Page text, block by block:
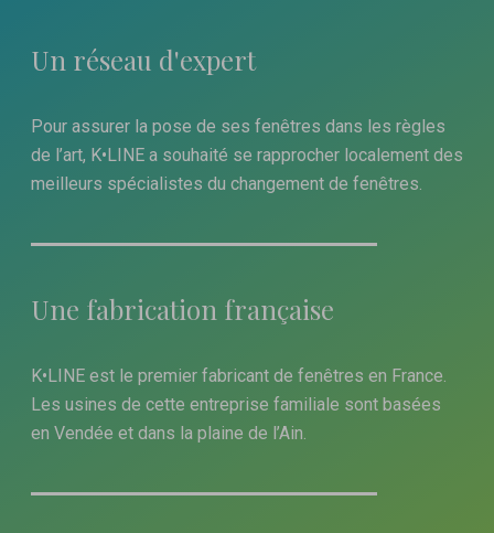
Un réseau d'expert
Pour assurer la pose de ses fenêtres dans les règles
de l’art, K•LINE a souhaité se rapprocher localement des
meilleurs spécialistes du changement de fenêtres.
Une fabrication française
K•LINE est le premier fabricant de fenêtres en France.
Les usines de cette entreprise familiale sont basées
en Vendée et dans la plaine de l’Ain.